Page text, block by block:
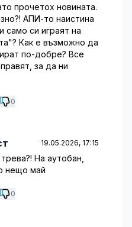
прочетох новината.
АПИ-то наистина
само си играят на
Как е възможно да
по-добре? Все
за да ни
0
19.05.2026, 17:15
На аутобан,
нещо май
0